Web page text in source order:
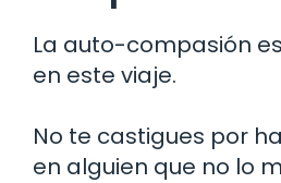
La auto-compasión
en este viaje.
No te castigues por
en alguien que no lo